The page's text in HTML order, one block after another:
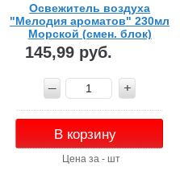
Освежитель воздуха
"Мелодия ароматов" 230мл
Морской (смен. блок)
145,99 руб.
В корзину
Цена за - шт